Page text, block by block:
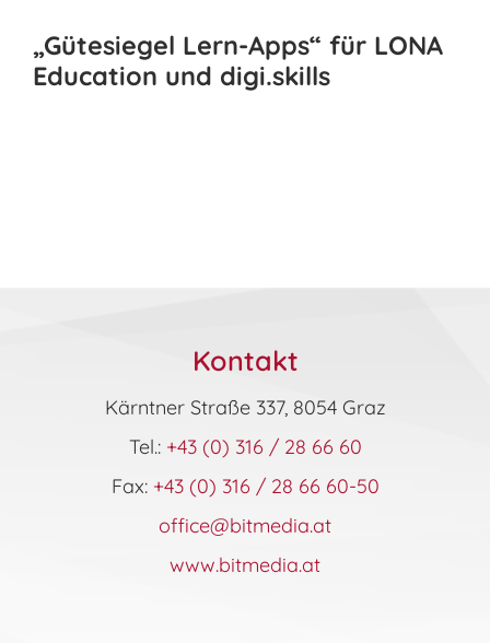
„Gütesiegel Lern-Apps“ für LONA
Education und digi.skills
Kontakt
Kärntner Straße 337, 8054 Graz
Tel.: +43 (0) 316 / 28 66 60
Fax: +43 (0) 316 / 28 66 60-50
office@bitmedia.at
www.bitmedia.at